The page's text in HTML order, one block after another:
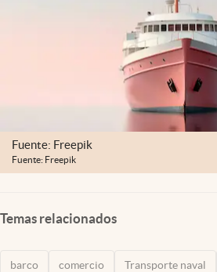
Fuente: Freepik
Fuente: Freepik
Temas relacionados
barco comercio Transporte naval